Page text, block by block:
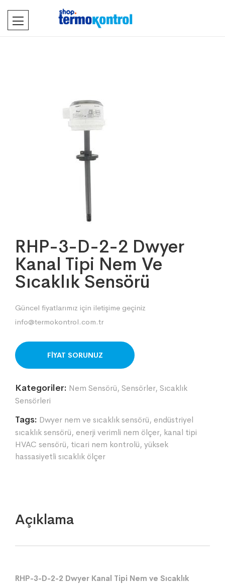
RHP-3-D-2-2 Dwyer
Kanal Tipi Nem Ve
Sıcaklık Sensörü
Güncel fiyatlarımız için iletişime geçiniz
info@termokontrol.com.tr
ORDER ON WHATSAPP
Kategoriler: Nem Sensörü, Sensörler, Sıcaklık
Sensörleri
Tags: Dwyer nem ve sıcaklık sensörü, endüstriyel
sıcaklık sensörü, enerji verimli nem ölçer, kanal tipi
HVAC sensörü, ticari nem kontrolü, yüksek
hassasiyetli sıcaklık ölçer
Açıklama
RHP-3-D-2-2 Dwyer Kanal Tipi Nem ve Sıcaklık